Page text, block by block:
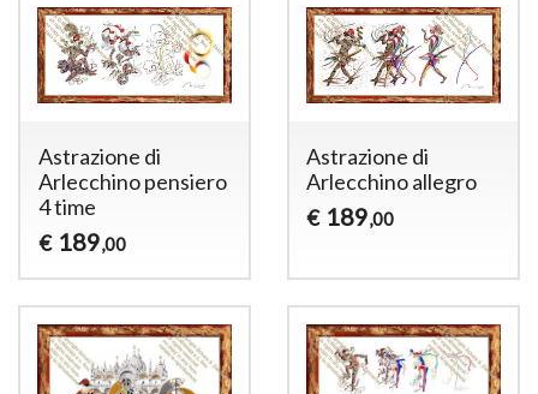
Astrazione di
Arlecchino pensiero
4 time
€ 189,00
Astrazione di
Arlecchino allegro
€ 189,00